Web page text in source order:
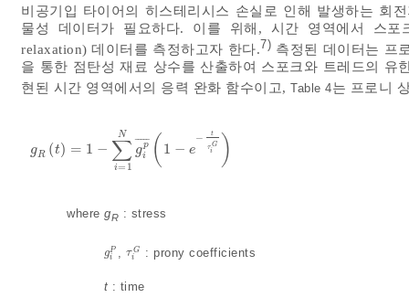
비공기입 타이어의 히스테리시스 손실로 인해 발생하는 회
물성 데이터가 필요하다. 이를 위해, 시간 영역에서 스포
relaxation) 데이터를 측정하고자 한다.7) 측정된 데이터는 프
을 통한 점탄성 재료 상수를 산출하여 스포크와 트레드의 유
현된 시간 영역에서의 응력 완화 함수이고, Table 4는 프로니
gR (t) = 1 − ∑
i= 1
N
gp
i
¯ ¯
¯¯¯ ( 1 − e
−
t
τG
i
)
gRt =1 -∑ =1N gi p¯ 1 e-t i
where gR : stress
gP
i
giP ,τG
i
τiG : prony coefficients
t : time